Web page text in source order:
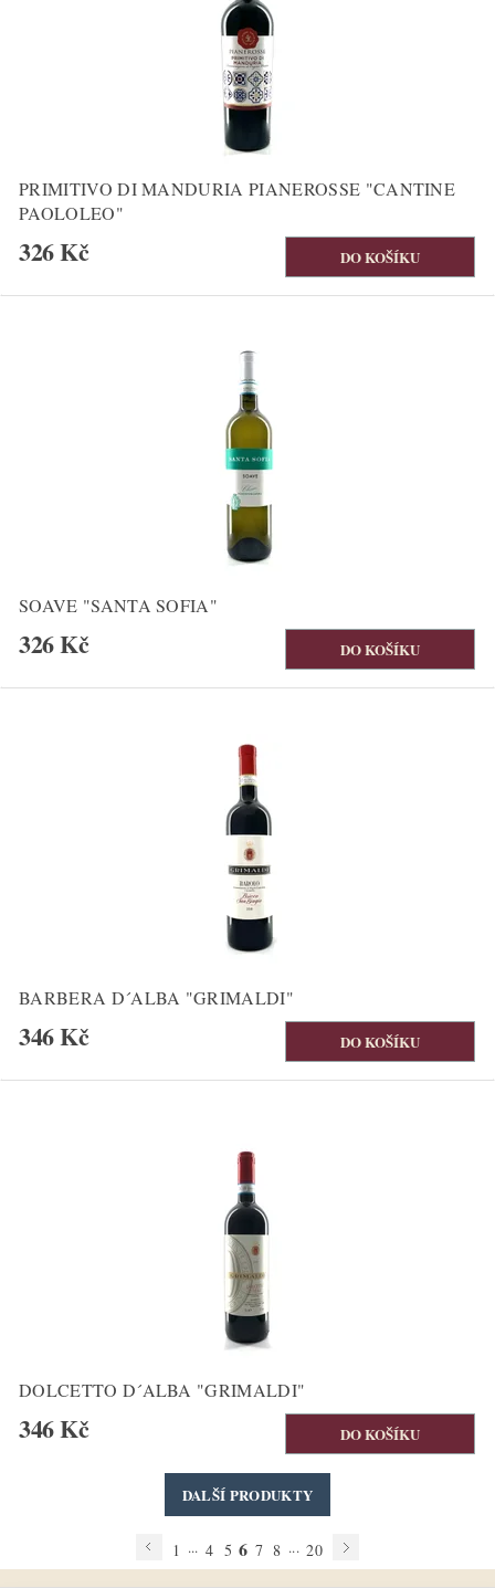
PRIMITIVO DI MANDURIA PIANEROSSE "CANTINE
PAOLOLEO"
326 Kč
SOAVE "SANTA SOFIA"
326 Kč
BARBERA D´ALBA "GRIMALDI"
346 Kč
DOLCETTO D´ALBA "GRIMALDI"
346 Kč
DALŠÍ PRODUKTY
1 ... 4 5 6 7 8 ... 20